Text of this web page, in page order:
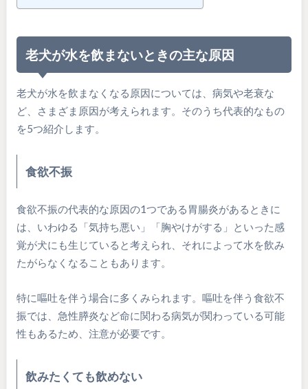
老犬が水を飲まないときの主な原因
老犬が水を飲まなくなる原因については、病気や老衰な
ど、さまざま原因が考えられます。そのうち代表的なもの
を5つ紹介します。
食欲不振
食欲不振の代表的な原因の1つである胃腸炎があるときに
は、いわゆる「気持ち悪い」「胸やけがする」といった感
覚が犬にも生じていると考えられ、それによって水を飲み
たがらなくなることもあります。
特に嘔吐を伴う場合に多くみられます。嘔吐を伴う食欲不
振では、急性膵炎など命に関わる病気が関わっている可能
性もあるため、注意が必要です。
飲みたくても飲めない